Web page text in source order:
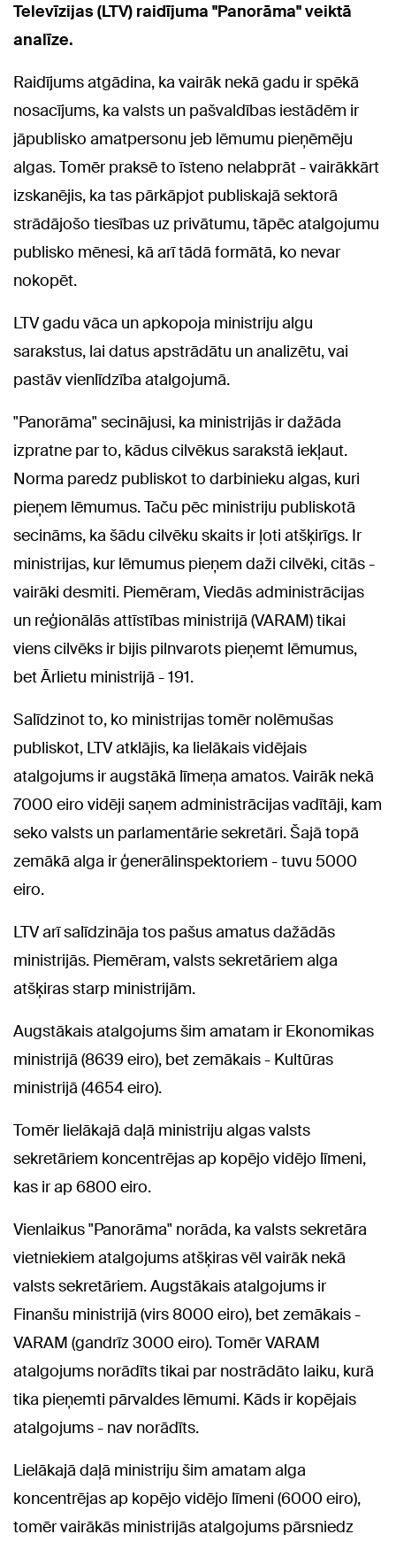
Televīzijas (LTV) raidījuma "Panorāma" veiktā
analīze.
Raidījums atgādina, ka vairāk nekā gadu ir spēkā
nosacījums, ka valsts un pašvaldības iestādēm ir
jāpublisko amatpersonu jeb lēmumu pieņēmēju
algas. Tomēr praksē to īsteno nelabprāt - vairākkārt
izskanējis, ka tas pārkāpjot publiskajā sektorā
strādājošo tiesības uz privātumu, tāpēc atalgojumu
publisko mēnesi, kā arī tādā formātā, ko nevar
nokopēt.
LTV gadu vāca un apkopoja ministriju algu
sarakstus, lai datus apstrādātu un analizētu, vai
pastāv vienlīdzība atalgojumā.
"Panorāma" secinājusi, ka ministrijās ir dažāda
izpratne par to, kādus cilvēkus sarakstā iekļaut.
Norma paredz publiskot to darbinieku algas, kuri
pieņem lēmumus. Taču pēc ministriju publiskotā
secināms, ka šādu cilvēku skaits ir ļoti atšķirīgs. Ir
ministrijas, kur lēmumus pieņem daži cilvēki, citās -
vairāki desmiti. Piemēram, Viedās administrācijas
un reģionālās attīstības ministrijā (VARAM) tikai
viens cilvēks ir bijis pilnvarots pieņemt lēmumus,
bet Ārlietu ministrijā - 191.
Salīdzinot to, ko ministrijas tomēr nolēmušas
publiskot, LTV atklājis, ka lielākais vidējais
atalgojums ir augstākā līmeņa amatos. Vairāk nekā
7000 eiro vidēji saņem administrācijas vadītāji, kam
seko valsts un parlamentārie sekretāri. Šajā topā
zemākā alga ir ģenerālinspektoriem - tuvu 5000
eiro.
LTV arī salīdzināja tos pašus amatus dažādās
ministrijās. Piemēram, valsts sekretāriem alga
atšķiras starp ministrijām.
Augstākais atalgojums šim amatam ir Ekonomikas
ministrijā (8639 eiro), bet zemākais - Kultūras
ministrijā (4654 eiro).
Tomēr lielākajā daļā ministriju algas valsts
sekretāriem koncentrējas ap kopējo vidējo līmeni,
kas ir ap 6800 eiro.
Vienlaikus "Panorāma" norāda, ka valsts sekretāra
vietniekiem atalgojums atšķiras vēl vairāk nekā
valsts sekretāriem. Augstākais atalgojums ir
Finanšu ministrijā (virs 8000 eiro), bet zemākais -
VARAM (gandrīz 3000 eiro). Tomēr VARAM
atalgojums norādīts tikai par nostrādāto laiku, kurā
tika pieņemti pārvaldes lēmumi. Kāds ir kopējais
atalgojums - nav norādīts.
Lielākajā daļā ministriju šim amatam alga
koncentrējas ap kopējo vidējo līmeni (6000 eiro),
tomēr vairākās ministrijās atalgojums pārsniedz